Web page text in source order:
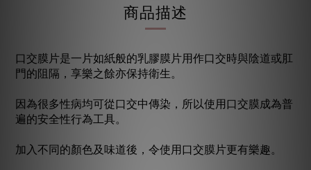
商品描述
口交膜片是一片如紙般的乳膠膜片用作口交時與陰道或肛
門的阻隔，享樂之餘亦保持衛生。
因為很多性病均可從口交中傳染，所以使用口交膜成為普
遍的安全性行為工具。
加入不同的顏色及味道後，令使用口交膜片更有樂趣。